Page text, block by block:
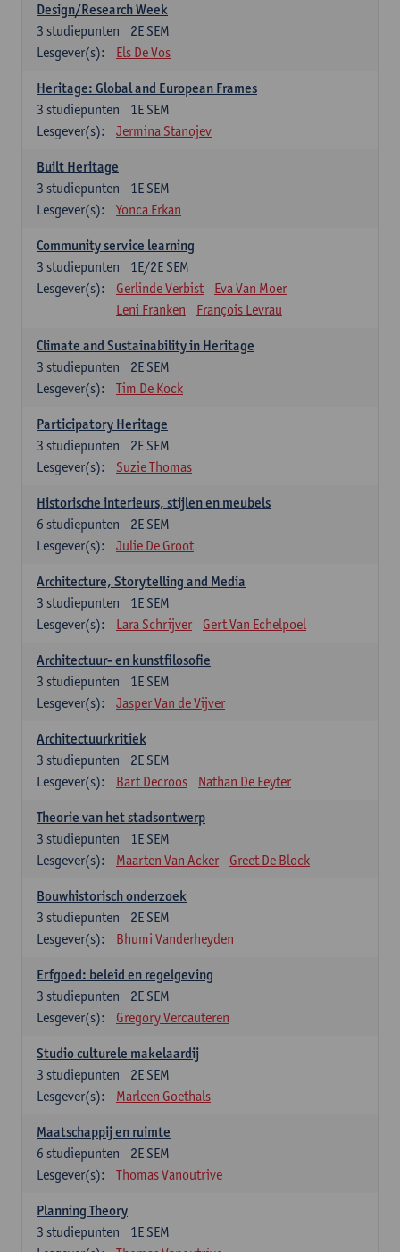
Design/Research Week
2E SEM
3 studiepunten
Lesgever(s):
Els De Vos
Heritage: Global and European Frames
1E SEM
3 studiepunten
Lesgever(s):
Jermina Stanojev
Built Heritage
1E SEM
3 studiepunten
Lesgever(s):
Yonca Erkan
Community service learning
1E/2E SEM
3 studiepunten
Lesgever(s):
Gerlinde Verbist
Eva Van Moer
Leni Franken
François Levrau
Climate and Sustainability in Heritage
2E SEM
3 studiepunten
Lesgever(s):
Tim De Kock
Participatory Heritage
2E SEM
3 studiepunten
Lesgever(s):
Suzie Thomas
Historische interieurs, stijlen en meubels
2E SEM
6 studiepunten
Lesgever(s):
Julie De Groot
Architecture, Storytelling and Media
1E SEM
3 studiepunten
Lesgever(s):
Lara Schrijver Gert Van Echelpoel
Architectuur- en kunstfilosofie
1E SEM
3 studiepunten
Lesgever(s):
Jasper Van de Vijver
Architectuurkritiek
2E SEM
3 studiepunten
Lesgever(s):
Bart Decroos Nathan De Feyter
Theorie van het stadsontwerp
1E SEM
3 studiepunten
Lesgever(s):
Maarten Van Acker Greet De Block
Bouwhistorisch onderzoek
2E SEM
3 studiepunten
Lesgever(s):
Bhumi Vanderheyden
Erfgoed: beleid en regelgeving
2E SEM
3 studiepunten
Lesgever(s):
Gregory Vercauteren
Studio culturele makelaardij
2E SEM
3 studiepunten
Lesgever(s):
Marleen Goethals
Maatschappij en ruimte
2E SEM
6 studiepunten
Lesgever(s):
Thomas Vanoutrive
Planning Theory
1E SEM
3 studiepunten